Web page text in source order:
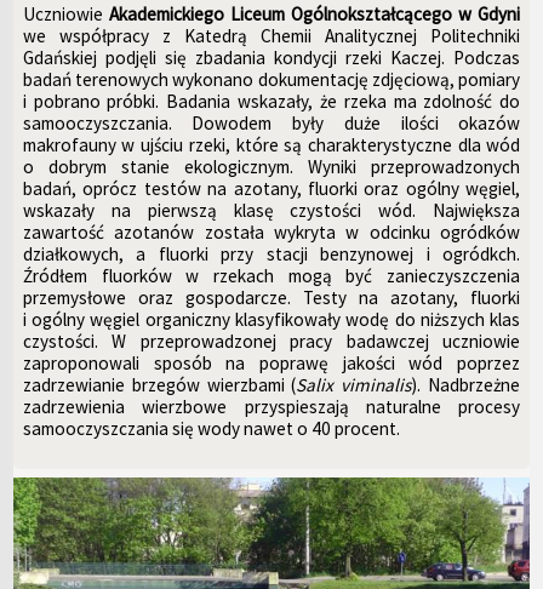
Uczniowie Akademickiego Liceum Ogólnokształcącego w Gdyni
we współpracy z Katedrą Chemii Analitycznej Politechniki
Gdańskiej podjęli się zbadania kondycji rzeki Kaczej. Podczas
badań terenowych wykonano dokumentację zdjęciową, pomiary
i pobrano próbki. Badania wskazały, że rzeka ma zdolność do
samooczyszczania. Dowodem były duże ilości okazów
makrofauny w ujściu rzeki, które są charakterystyczne dla wód
o dobrym stanie ekologicznym. Wyniki przeprowadzonych
badań, oprócz testów na azotany, fluorki oraz ogólny węgiel,
wskazały na pierwszą klasę czystości wód. Największa
zawartość azotanów została wykryta w odcinku ogródków
działkowych, a fluorki przy stacji benzynowej i ogródkch.
Źródłem fluorków w rzekach mogą być zanieczyszczenia
przemysłowe oraz gospodarcze. Testy na azotany, fluorki
i ogólny węgiel organiczny klasyfikowały wodę do niższych klas
czystości. W przeprowadzonej pracy badawczej uczniowie
zaproponowali sposób na poprawę jakości wód poprzez
zadrzewianie brzegów wierzbami (Salix viminalis). Nadbrzeżne
zadrzewienia wierzbowe przyspieszają naturalne procesy
samooczyszczania się wody nawet o 40 procent.